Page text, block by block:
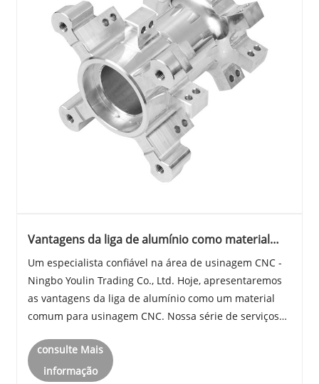
Vantagens da liga de alumínio como material
Um especialista confiável na área de usinagem CNC -
Ningbo Youlin Trading Co., Ltd. Hoje, apresentaremos
as vantagens da liga de alumínio como um material
comum para usinagem CNC. Nossa série de serviços
Usinagem CNC de Alumínio tornaram-se modelos ......
consulte Mais
informação